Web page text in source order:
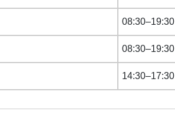
08:30–19:30
08:30–19:30
14:30–17:30